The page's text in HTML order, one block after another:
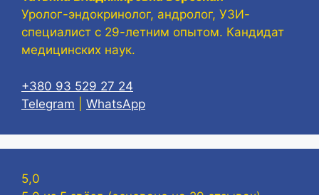
Уролог-эндокринолог, андролог, УЗИ-
специалист с 29-летним опытом. Кандидат
медицинских наук.
+380 93 529 27 24
Telegram
WhatsApp
5,0